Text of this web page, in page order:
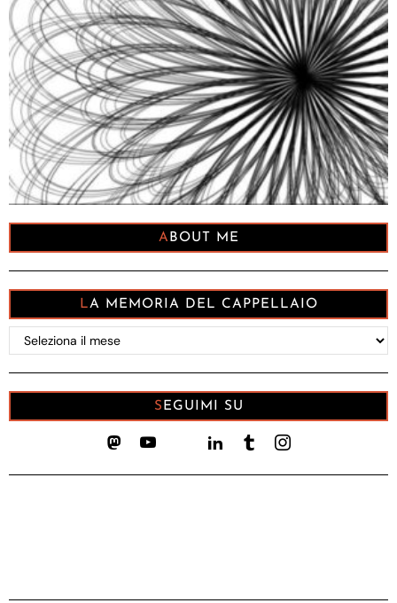
ABOUT ME
LA MEMORIA DEL CAPPELLAIO
memoria
del
Cappellaio
SEGUIMI SU